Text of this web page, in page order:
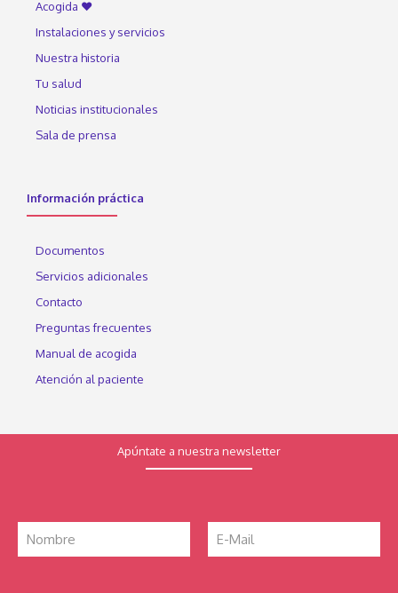
Acogida ♥
Instalaciones y servicios
Nuestra historia
Tu salud
Noticias institucionales
Sala de prensa
Información práctica
Documentos
Servicios adicionales
Contacto
Preguntas frecuentes
Manual de acogida
Atención al paciente
Apúntate a nuestra newsletter